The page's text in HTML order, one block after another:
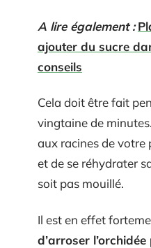
A lire également :
ajouter du sucre
conseils
Cela doit être fait
vingtaine de
aux racines de votre
et de se réhydrater
soit pas mouillé.
Il est en effet
d’arroser